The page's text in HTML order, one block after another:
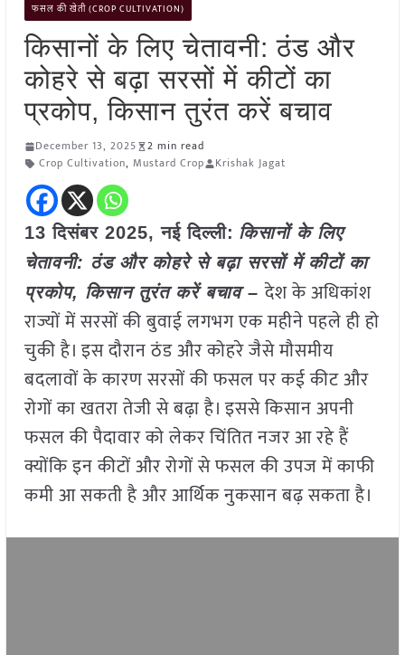
फसल की खेती (CROP CULTIVATION)
किसानों के लिए चेतावनी: ठंड और
कोहरे से बढ़ा सरसों में कीटों का
प्रकोप, किसान तुरंत करें बचाव
December 13, 2025
2 min read
Crop Cultivation, Mustard Crop Krishak Jagat
13 दिसंबर 2025, नई दिल्ली: किसानों के लिए
चेतावनी: ठंड और कोहरे से बढ़ा सरसों में कीटों का
प्रकोप, किसान तुरंत करें बचाव –देश के अधिकांश
राज्यों में सरसों की बुवाई लगभग एक महीने पहले ही हो
चुकी है। इस दौरान ठंड और कोहरे जैसे मौसमीय
बदलावों के कारण सरसों की फसल पर कई कीट और
रोगों का खतरा तेजी से बढ़ा है। इससे किसान अपनी
फसल की पैदावार को लेकर चिंतित नजर आ रहे हैं
क्योंकि इन कीटों और रोगों से फसल की उपज में काफी
कमी आ सकती है और आर्थिक नुकसान बढ़ सकता है।